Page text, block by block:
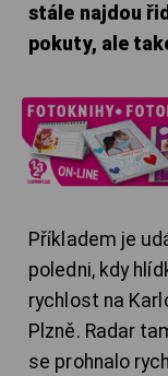
stále najdou
pokuty, ale
Příkladem je
poledni, kdy
rychlost na
Plzně. Radar
se prohnalo